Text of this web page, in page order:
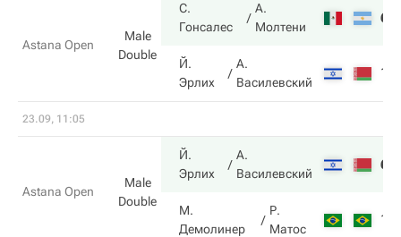
Astana Open
Male
Double
С.
Гонсалес
А.
Молтени
6
Й.
Эрлих
А.
Василевский
1
23.09, 11:05
Astana Open
Male
Double
Й.
Эрлих
А.
Василевский
6
М.
Демолинер
Р.
Матос
1